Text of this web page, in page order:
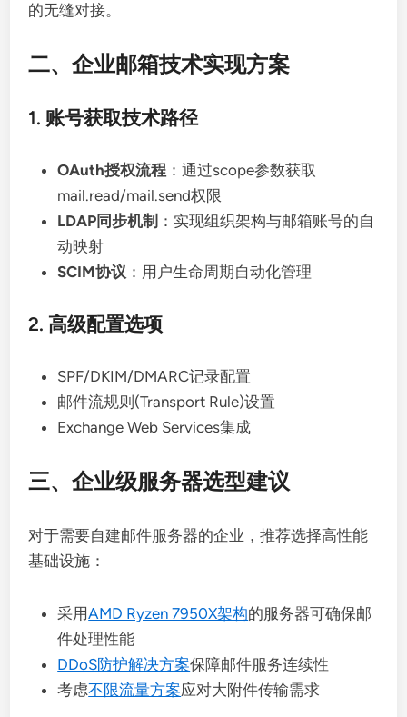
的无缝对接。
二、企业邮箱技术实现方案
1. 账号获取技术路径
OAuth授权流程 ：通过scope参数获取
mail.read/mail.send权限
LDAP同步机制 ：实现组织架构与邮箱账号的自
动映射
SCIM协议 ：用户生命周期自动化管理
2. 高级配置选项
SPF/DKIM/DMARC记录配置
邮件流规则(Transport Rule)设置
Exchange Web Services集成
三、企业级服务器选型建议
对于需要自建邮件服务器的企业，推荐选择高性能
基础设施：
采用AMD Ryzen 7950X架构的服务器可确保邮
件处理性能
DDoS防护解决方案保障邮件服务连续性
考虑不限流量方案应对大附件传输需求